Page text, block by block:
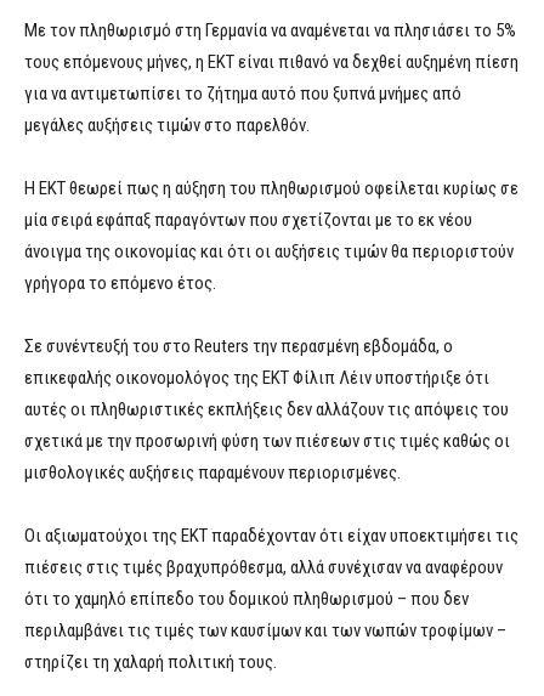
Με τον πληθωρισμό στη Γερμανία να αναμένεται να πλησιάσει το 5%
τους επόμενους μήνες, η ΕΚΤ είναι πιθανό να δεχθεί αυξημένη πίεση
για να αντιμετωπίσει το ζήτημα αυτό που ξυπνά μνήμες από
μεγάλες αυξήσεις τιμών στο παρελθόν.
Η ΕΚΤ θεωρεί πως η αύξηση του πληθωρισμού οφείλεται κυρίως σε
μία σειρά εφάπαξ παραγόντων που σχετίζονται με το εκ νέου
άνοιγμα της οικονομίας και ότι οι αυξήσεις τιμών θα περιοριστούν
γρήγορα το επόμενο έτος.
Σε συνέντευξή του στο Reuters την περασμένη εβδομάδα, ο
επικεφαλής οικονομολόγος της ΕΚΤ Φίλιπ Λέιν υποστήριξε ότι
αυτές οι πληθωριστικές εκπλήξεις δεν αλλάζουν τις απόψεις του
σχετικά με την προσωρινή φύση των πιέσεων στις τιμές καθώς οι
μισθολογικές αυξήσεις παραμένουν περιορισμένες.
Οι αξιωματούχοι της ΕΚΤ παραδέχονταν ότι είχαν υποεκτιμήσει τις
πιέσεις στις τιμές βραχυπρόθεσμα, αλλά συνέχισαν να αναφέρουν
ότι το χαμηλό επίπεδο του δομικού πληθωρισμού – που δεν
περιλαμβάνει τις τιμές των καυσίμων και των νωπών τροφίμων –
στηρίζει τη χαλαρή πολιτική τους.